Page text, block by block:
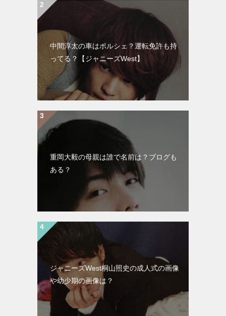
中間淳太の車はポルシェ？運転免許も持
ってる？【ジャニーズWest】
重岡大毅の母親は誰で名前は？ブログも
ある？
ジャニーズWest桐山照史の成人式の画像
や幼少期の画像は？